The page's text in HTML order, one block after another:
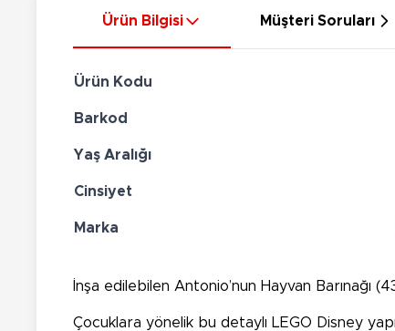
Ürün Bilgisi Müşteri Soruları
Ürün Kodu
Barkod
Yaş Aralığı
Cinsiyet
Marka
İnşa edilebilen Antonio’nun Hayvan Barınağı
Çocuklara yönelik bu detaylı LEGO Disney